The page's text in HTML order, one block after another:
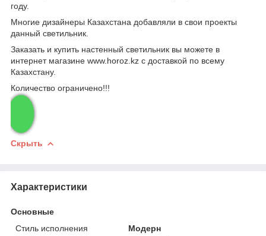
году.
Многие дизайнеры Казахстана добавляли в свои проекты
данный светильник.
Заказать и купить настенный светильник вы можете в
интернет магазине www.horoz.kz с доставкой по всему
Казахстану.
Количество ограничено!!!
Скрыть
Характеристики
Основные
Стиль исполнения
Модерн